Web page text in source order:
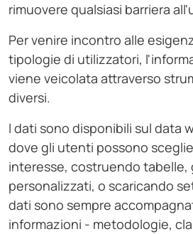
rimuovere qualsiasi barriera
Per venire incontro alle
tipologie di utilizzatori,
viene veicolata attraverso
diversi.
I dati sono disponibili sul data
dove gli utenti possono
interesse, costruendo tabelle,
personalizzati, o scaricando
dati sono sempre
informazioni - metodologie,